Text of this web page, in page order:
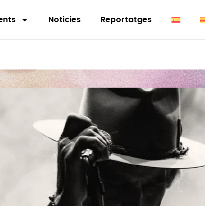
Noticies Reportatges